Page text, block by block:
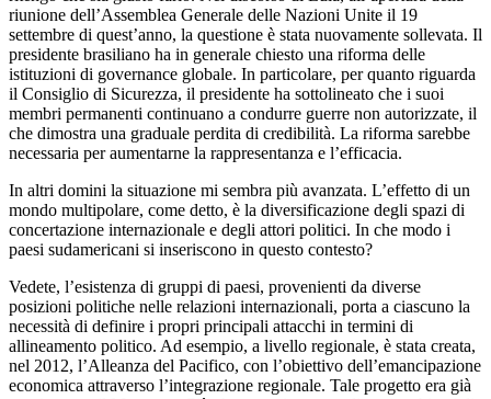
riunione dell’Assemblea Generale delle Nazioni Unite il 19
settembre di quest’anno, la questione è stata nuovamente sollevata. Il
presidente brasiliano ha in generale chiesto una riforma delle
istituzioni di governance globale. In particolare, per quanto riguarda
il Consiglio di Sicurezza, il presidente ha sottolineato che i suoi
membri permanenti continuano a condurre guerre non autorizzate, il
che dimostra una graduale perdita di credibilità. La riforma sarebbe
necessaria per aumentarne la rappresentanza e l’efficacia.
In altri domini la situazione mi sembra più avanzata. L’effetto di un
mondo multipolare, come detto, è la diversificazione degli spazi di
concertazione internazionale e degli attori politici. In che modo i
paesi sudamericani si inseriscono in questo contesto?
Vedete, l’esistenza di gruppi di paesi, provenienti da diverse
posizioni politiche nelle relazioni internazionali, porta a ciascuno la
necessità di definire i propri principali attacchi in termini di
allineamento politico. Ad esempio, a livello regionale, è stata creata,
nel 2012, l’Alleanza del Pacifico, con l’obiettivo dell’emancipazione
economica attraverso l’integrazione regionale. Tale progetto era già